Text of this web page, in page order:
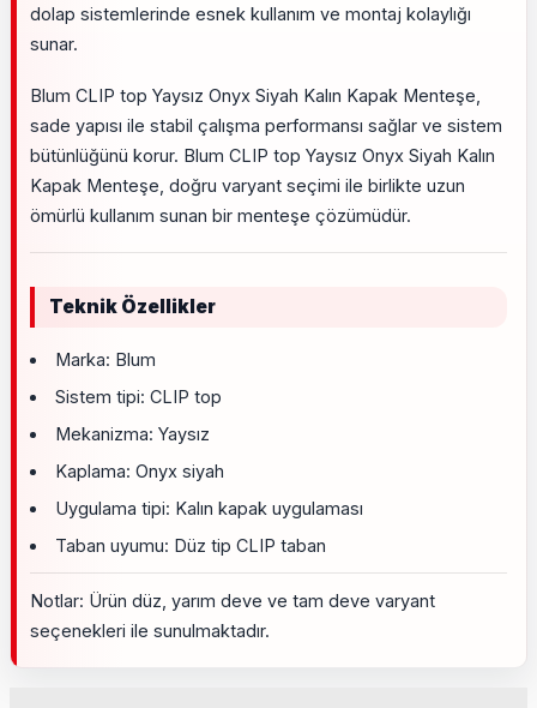
dolap sistemlerinde esnek kullanım ve montaj kolaylığı
sunar.
Blum CLIP top Yaysız Onyx Siyah Kalın Kapak Menteşe,
sade yapısı ile stabil çalışma performansı sağlar ve sistem
bütünlüğünü korur. Blum CLIP top Yaysız Onyx Siyah Kalın
Kapak Menteşe, doğru varyant seçimi ile birlikte uzun
ömürlü kullanım sunan bir menteşe çözümüdür.
Teknik Özellikler
Marka: Blum
Sistem tipi: CLIP top
Mekanizma: Yaysız
Kaplama: Onyx siyah
Uygulama tipi: Kalın kapak uygulaması
Taban uyumu: Düz tip CLIP taban
Notlar: Ürün düz, yarım deve ve tam deve varyant
seçenekleri ile sunulmaktadır.